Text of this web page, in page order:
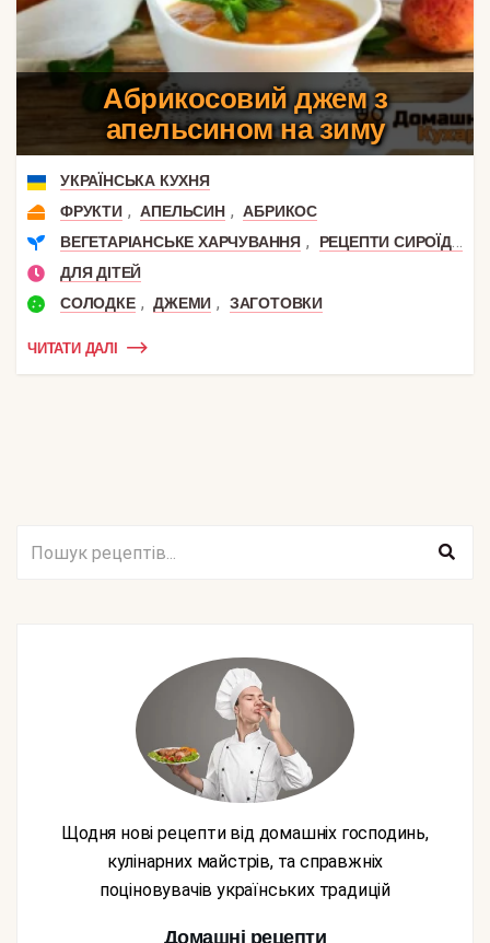
Абрикосовий джем з
апельсином на зиму
УКРАЇНСЬКА КУХНЯ
ФРУКТИ , АПЕЛЬСИН , АБРИКОС
ВЕГЕТАРІАНСЬКЕ ХАРЧУВАННЯ ,
РЕЦЕПТИ СИРОЇДІННЯ
ДЛЯ ДІТЕЙ
СОЛОДКЕ , ДЖЕМИ , ЗАГОТОВКИ
ЧИТАТИ ДАЛІ
Щодня нові рецепти від домашніх господинь,
кулінарних майстрів, та справжніх
поціновувачів українських традицій
Домашні рецепти